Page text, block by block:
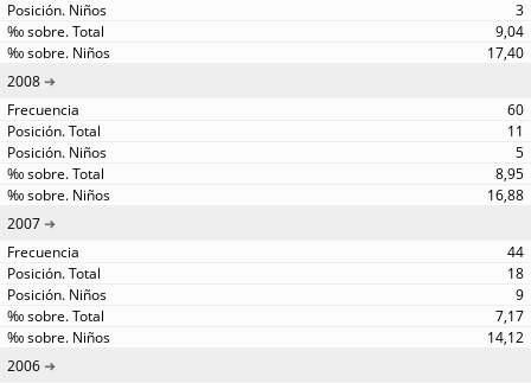
3
9,04
17,40
2008
60
11
5
8,95
16,88
2007
44
18
9
7,17
14,12
2006